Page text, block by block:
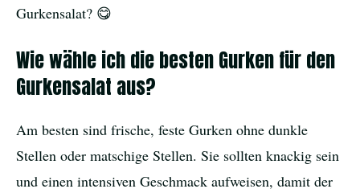
Gurkensalat? 😋
Wie wähle ich die besten Gurken für den
Gurkensalat aus?
Am besten sind frische, feste Gurken ohne dunkle
Stellen oder matschige Stellen. Sie sollten knackig sein
und einen intensiven Geschmack aufweisen, damit der